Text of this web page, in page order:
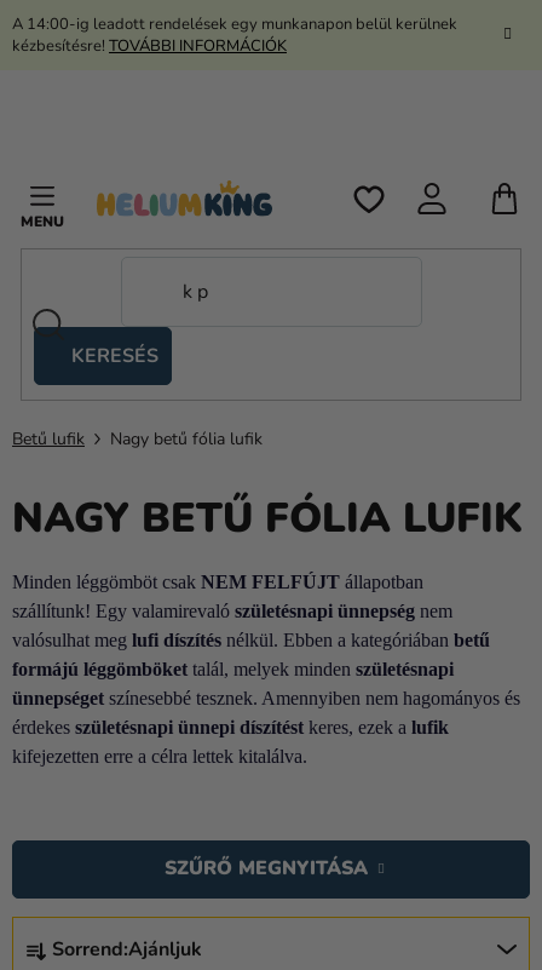
Ugrás
A 14:00-ig leadott rendelések egy munkanapon belül kerülnek
kézbesítésre! TOVÁBBI INFORMÁCIÓK
KERESÉS
sátrak
Kanekalon
Hélium
és
Esküvő
Party
Dekoráció
és
kiegészítők
Sütés
Újdonság
Betű lufik Nagy betű fólia lufik
NAGY BETŰ FÓLIA LUFIK
Minden léggömböt csak NEM FELFÚJT állapotban
szállítunk! Egy valamirevaló születésnapi ünnepség nem
valósulhat meg lufi díszítés nélkül. Ebben a kategóriában betű
formájú léggömböket talál, melyek minden születésnapi
ünnepséget színesebbé tesznek. Amennyiben nem hagományos és
érdekes születésnapi ünnepi díszítést keres, ezek a lufik
kifejezetten erre a célra lettek kitalálva.
Sorrend:Ajánljuk
SZŰRŐ MEGNYITÁSA
E
R
M
É